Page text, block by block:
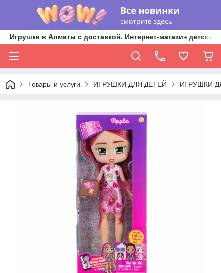
Игрушки в Алматы с доставкой. Интернет-магазин
Товары и услуги ИГРУШКИ ДЛЯ ДЕТЕЙ ИГРУШКИ